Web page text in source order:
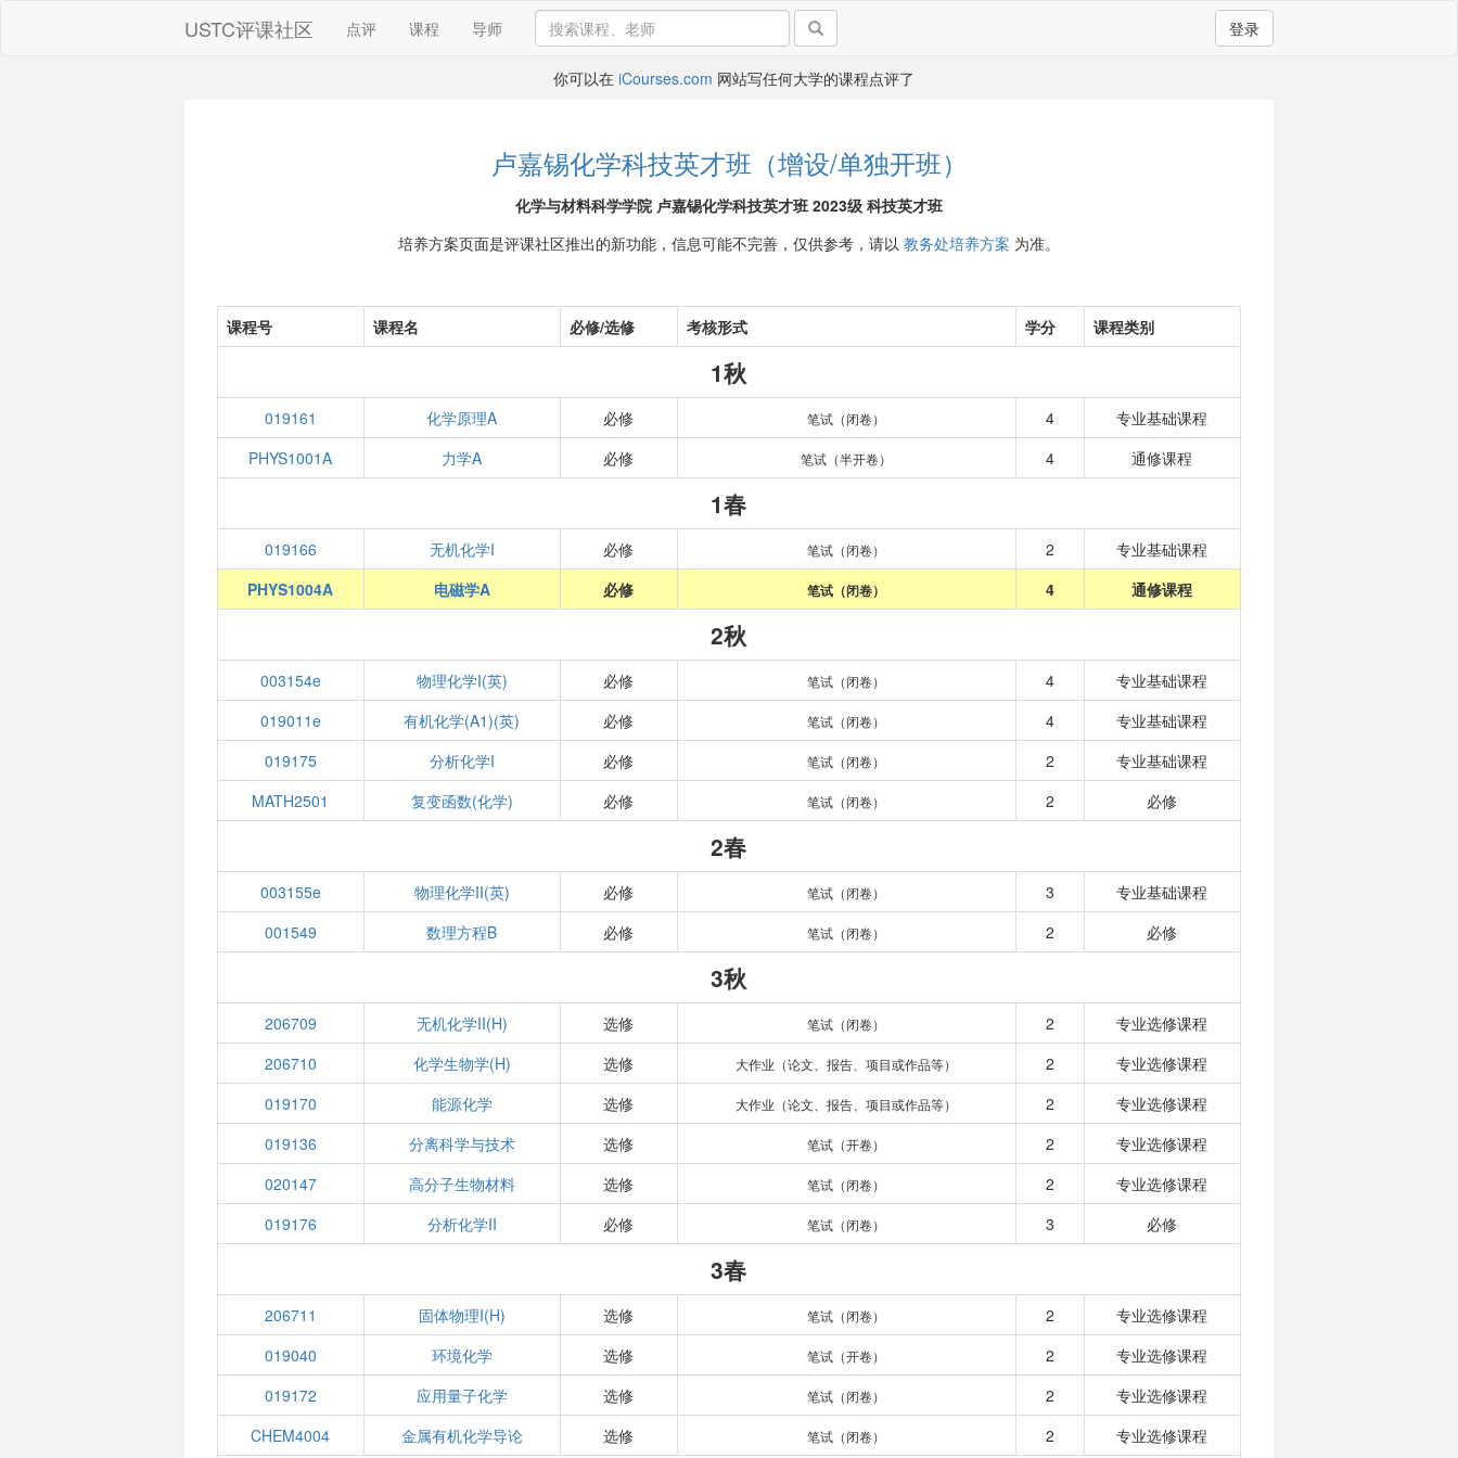
USTC评课社区 点评 课程 导师 登录
你可以在 iCourses.com 网站写任何大学的课程点评了
卢嘉锡化学科技英才班（增设/单独开班）
化学与材料科学学院 卢嘉锡化学科技英才班 2023级 科技英才班
培养方案页面是评课社区推出的新功能，信息可能不完善，仅供参考，请以 教务处培养方案 为准。
课程号 课程名 必修/选修 考核形式 学分 课程类别
1秋
019161 化学原理A 必修 笔试（闭卷） 4
专业基础课程
PHYS1001A
力学A 必修 笔试（半开卷） 4 通修课程
1春
019166 无机化学I 必修 笔试（闭卷） 2
专业基础课程
PHYS1004A
电磁学A 必修 笔试（闭卷） 4 通修课程
2秋
003154e 物理化学I(英) 必修 笔试（闭卷） 4
专业基础课程
019011e
有机化学(A1)(英) 必修 笔试（闭卷） 4
专业基础课程
019175
分析化学I 必修 笔试（闭卷） 2
专业基础课程
MATH2501
复变函数(化学) 必修 笔试（闭卷） 2 必修
2春
003155e 物理化学II(英) 必修 笔试（闭卷） 3
专业基础课程
001549
数理方程B 必修 笔试（闭卷） 2 必修
3秋
206709 无机化学II(H) 选修 笔试（闭卷） 2
专业选修课程
206710
化学生物学(H) 选修 大作业（论文、报告、项目或作品等） 2
专业选修课程
019170
能源化学 选修 大作业（论文、报告、项目或作品等） 2
专业选修课程
019136
分离科学与技术 选修 笔试（开卷） 2
专业选修课程
020147
高分子生物材料 选修 笔试（闭卷） 2
专业选修课程
019176
分析化学II 必修 笔试（闭卷） 3 必修
3春
206711 固体物理I(H) 选修 笔试（闭卷） 2
专业选修课程
019040
环境化学 选修 笔试（开卷） 2
专业选修课程
019172
应用量子化学 选修 笔试（闭卷） 2
专业选修课程
CHEM4004
金属有机化学导论 选修 笔试（闭卷） 2 专业选修课程